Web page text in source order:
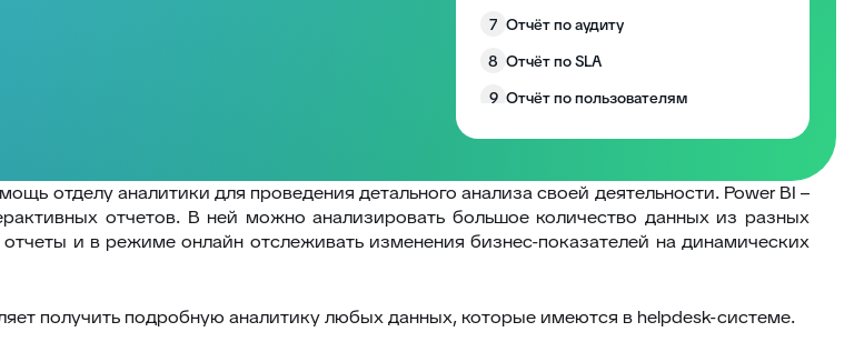
7 Отчёт по аудиту
8 Отчёт по SLA
9 Отчёт по пользователям
10
11
Отчёт по департаментам:
аналитика эффективности отделов
поддержки
Отчёт «Оценки по сотрудникам»
14 Отчёт по операторам
отделу аналитики для проведения детального анализа своей деятельности. Power BI –
отчетов. В ней можно анализировать большое количество данных из разных
и в режиме онлайн отслеживать изменения бизнес-показателей на динамических
получить подробную аналитику любых данных, которые имеются в helpdesk-системе.